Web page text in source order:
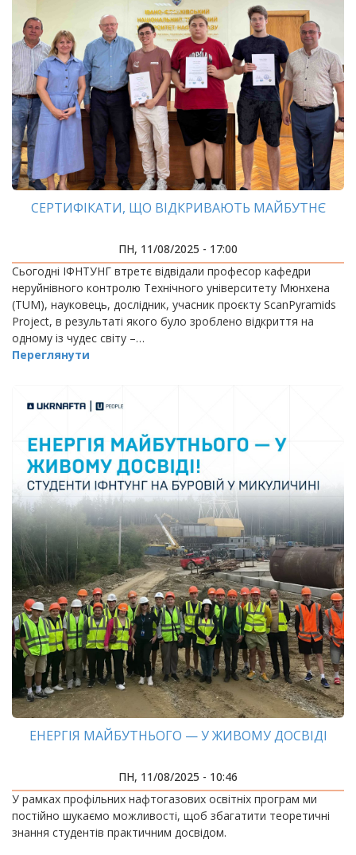
СЕРТИФІКАТИ, ЩО ВІДКРИВАЮТЬ МАЙБУТНЄ
ПН, 11/08/2025 - 17:00
Сьогодні ІФНТУНГ втретє відвідали професор кафедри
неруйнівного контролю Технічного університету Мюнхена
(TUM), науковець, дослідник, учасник проєкту ScanPyramids
Project, в результаті якого було зроблено відкриття на
одному із чудес світу –…
Переглянути
ЕНЕРГІЯ МАЙБУТНЬОГО — У ЖИВОМУ ДОСВІДІ
ПН, 11/08/2025 - 10:46
У рамках профільних нафтогазових освітніх програм ми
постійно шукаємо можливості, щоб збагатити теоретичні
знання студентів практичним досвідом.